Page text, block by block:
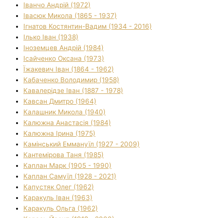
Іванчо Андрій (1972)
Івасюк Микола (1865 - 1937)
Ігнатов Костянтин-Вадим (1934 - 2016)
Ілько Іван (1938)
Іноземцев Андрій (1984)
Ісайченко Оксана (1973)
Їжакевич Іван (1864 - 1962)
Кабаченко Володимир (1958)
Кавалерідзе Іван (1887 - 1978)
Кавсан Дмитро (1964)
Калашник Микола (1940)
Калюжна Анастасія (1984)
Калюжна Ірина (1975)
Камінський Еммануїл (1927 - 2009)
Кантемірова Таня (1985)
Каплан Марк (1905 - 1990)
Каплан Самуїл (1928 - 2021)
Капустяк Олег (1962)
Каракуль Іван (1963)
Каракуль Ольга (1962)